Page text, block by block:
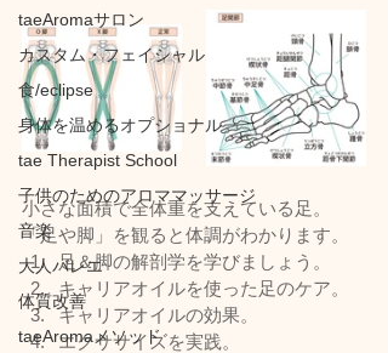
taeAromaサロン
カスタム・フェイシャル
食/eclipse
身体を温めるオプショナル
tae Therapist School
子供のためのアロママッサージ
音楽
大人バレエ
体質改善
taeAromaメソッド
小さな面積で全体重を支えている足。
「足や脚」を観ると体調がわかります。
足＆脚の解剖学を学びましょう。
キャリアオイルを使った足のケア。
キャリアオイルの効果。
エクササイズを実践。